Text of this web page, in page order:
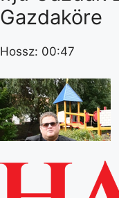
Gazdaköre
Hossz: 00:47